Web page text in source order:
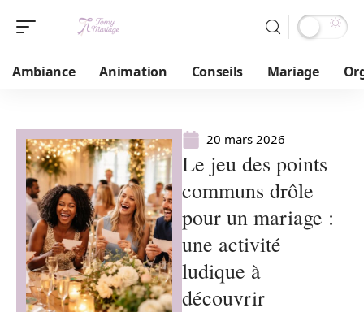
Ambiance Animation Conseils Mariage
20 mars 2026
Le jeu des points
communs drôle
pour un mariage :
une activité
ludique à
découvrir